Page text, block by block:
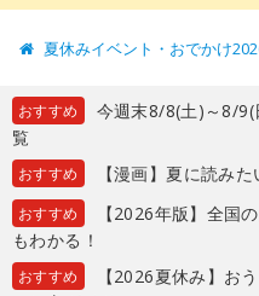
夏休みイベント・おでかけ
おすすめ
今週末8/8(土)～8/9(
覧
おすすめ 【漫画】夏に読み
おすすめ
【2026年版】全国
もわかる！
おすすめ
【2026夏休み】お